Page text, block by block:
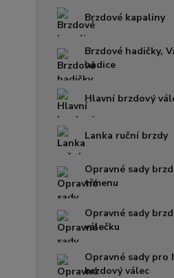
Brzdové kapaliny
Brzdové hadičky,
hadice
Hlavní brzdový
Lanka ruční brzdy
Opravné sady
třmenu
Opravné sady
válečku
Opravné sady pro
brzdový válec